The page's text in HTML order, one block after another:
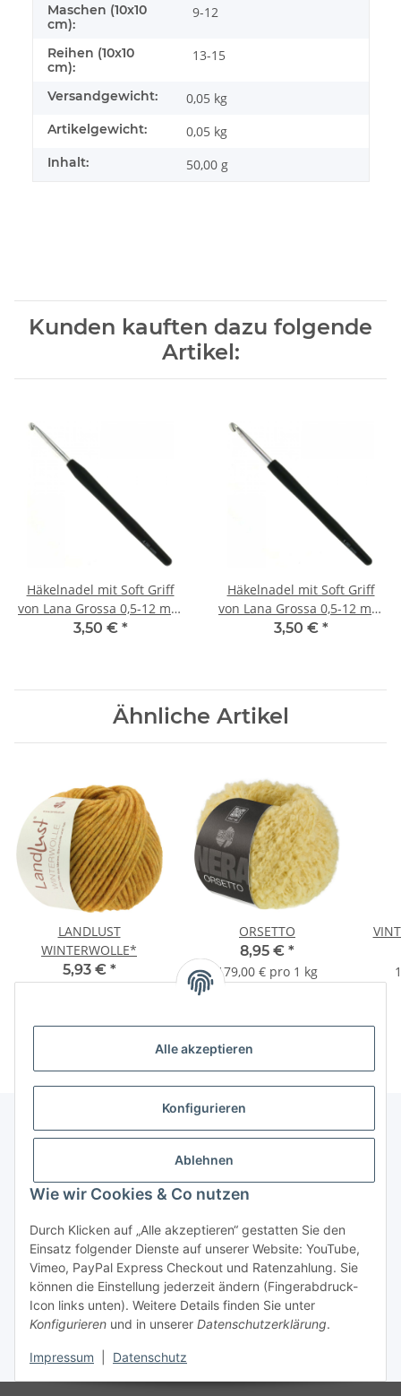
Alle akzeptieren
Konfigurieren
Ablehnen
Wie wir Cookies & Co nutzen
Durch Klicken auf „Alle akzeptieren“ gestatten Sie den
Einsatz folgender Dienste auf unserer Website: YouTube,
Vimeo, PayPal Express Checkout und Ratenzahlung. Sie
können die Einstellung jederzeit ändern (Fingerabdruck-
Icon links unten). Weitere Details finden Sie unter
Konfigurieren und in unserer Datenschutzerklärung.
Impressum Datenschutz
Maschen (10x10
cm):
9-12
Reihen (10x10
cm):
13-15
Versandgewicht: 0,05 kg
Artikelgewicht: 0,05 kg
Inhalt: 50,00 g
Kunden kauften dazu folgende
Artikel:
Häkelnadel mit Soft Griff
von Lana Grossa 0,5-12 mm
| 4.00 mm
3,50 € *
Häkelnadel mit Soft Griff
von Lana Grossa 0,5-12 mm
| 5.00 mm
3,50 € *
Ähnliche Artikel
LANDLUST
WINTERWOLLE*
5,93 € *
ORSETTO
8,95 € *
179,00 € pro 1 kg
Gesetzliche Informationen
Vertrag widerrufen
* Alle Preise inkl. gesetzlicher USt., zzgl.